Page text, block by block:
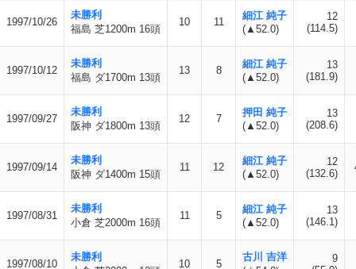
1997/10/26
未勝利
福島 芝1200m 16頭
10 11
細江 純子
(▲52.0)
12
(114.5)
1997/10/12
未勝利
福島 ダ1700m 13頭
13 8
細江 純子
(▲52.0)
13
(181.9)
1997/09/27
未勝利
阪神 ダ1800m 13頭
12 7
押田 純子
(▲52.0)
13
(208.6)
1997/09/14
未勝利
阪神 ダ1400m 15頭
11 12
細江 純子
(▲52.0)
12
(132.6)
1997/08/31
未勝利
小倉 芝2000m 16頭
11 5
細江 純子
(▲52.0)
13
(146.1)
1997/08/10
未勝利
10 5
古川 吉洋
9